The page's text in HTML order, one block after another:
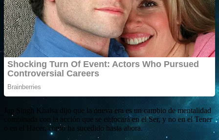
Jap Singh Khalsa dijo que la nueva era es un cambio de mentalidad
combinada con la acción que se enfocará en el Ser, y no en el Tener
o en el Hacer, como ha sucedido hasta ahora.